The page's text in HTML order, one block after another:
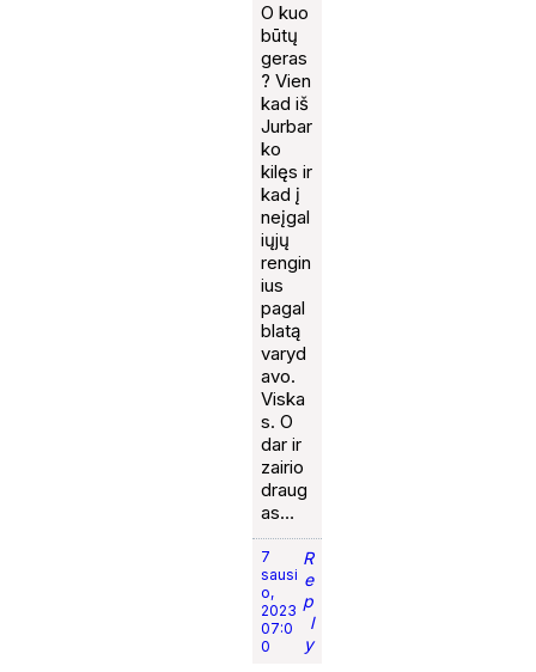
O kuo
būtų
geras
? Vien
kad iš
Jurbar
ko
kilęs ir
kad į
neįgal
iųjų
rengin
ius
pagal
blatą
varyd
avo.
Viska
s. O
dar ir
zairio
draug
as…
7
sausi
o,
2023
07:0
0
R
e
p
l
y